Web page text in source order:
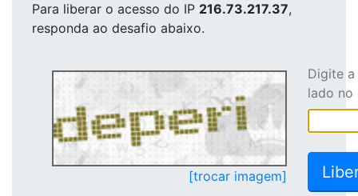
Para liberar o acesso do IP 216.73.217.37,
responda ao desafio abaixo.
[trocar imagem]
Digite
lado no